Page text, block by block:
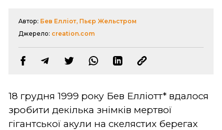
Автор: Бев Елліот, Пьєр Жельстром
Джерело: creation.com
18 грудня 1999 року Бев Елліотт* вдалося
зробити декілька знімків мертвої
гігантської акули на скелястих берегах